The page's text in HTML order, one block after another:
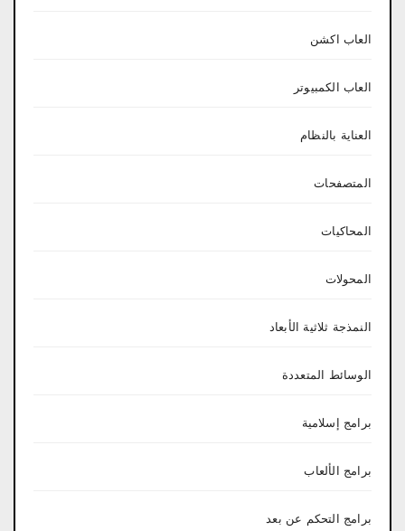
العاب اكشن
العاب الكمبيوتر
العناية بالنظام
المتصفحات
المحاكيات
المحولات
النمذجة ثلاثية الأبعاد
الوسائط المتعددة
برامج إسلامية
برامج الألعاب
برامج التحكم عن بعد